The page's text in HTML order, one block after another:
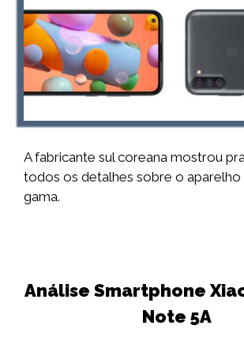
A fabricante sul coreana mostrou
todos os detalhes sobre o aparelho
gama.
Análise Smartphone
Note 5A